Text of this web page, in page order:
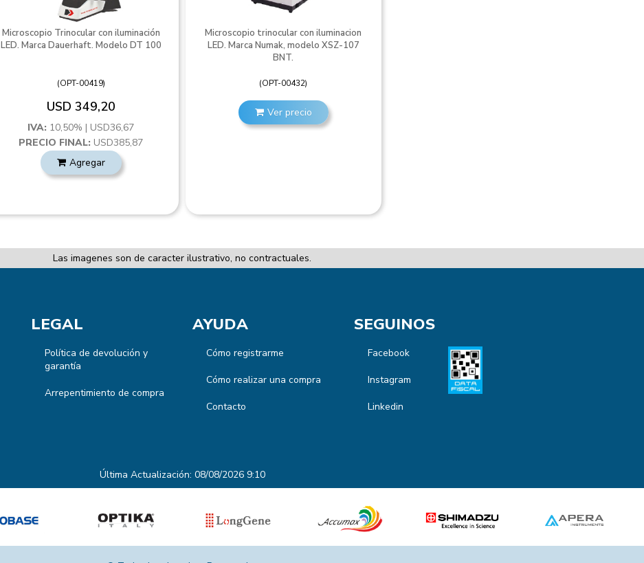
Microscopio Trinocular con iluminación
LED. Marca Dauerhaft. Modelo DT 100
(OPT-00419)
USD 349,20
IVA: 10,50% | USD36,67
PRECIO FINAL: USD385,87
Agregar
Microscopio trinocular con iluminacion
LED. Marca Numak, modelo XSZ-107
BNT.
(OPT-00432)
Ver precio
Las imagenes son de caracter ilustrativo, no contractuales.
LEGAL
Política de devolución y
garantía
Arrepentimiento de compra
AYUDA
Cómo registrarme
Cómo realizar una compra
Contacto
SEGUINOS
Facebook
Instagram
Linkedin
Última Actualización: 08/08/2026 9:10